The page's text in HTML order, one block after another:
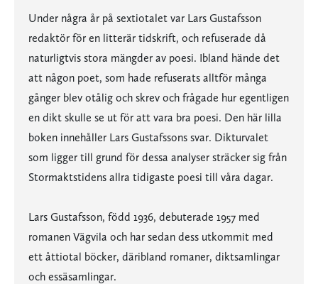
Under några år på sextiotalet var Lars Gustafsson
redaktör för en litterär tidskrift, och refuserade då
naturligtvis stora mängder av poesi. Ibland hände det
att någon poet, som hade refuserats alltför många
gånger blev otålig och skrev och frågade hur egentligen
en dikt skulle se ut för att vara bra poesi. Den här lilla
boken innehåller Lars Gustafssons svar. Dikturvalet
som ligger till grund för dessa analyser sträcker sig från
Stormaktstidens allra tidigaste poesi till våra dagar.
Lars Gustafsson, född 1936, debuterade 1957 med
romanen Vägvila och har sedan dess utkommit med
ett åttiotal böcker, däribland romaner, diktsamlingar
och essäsamlingar.